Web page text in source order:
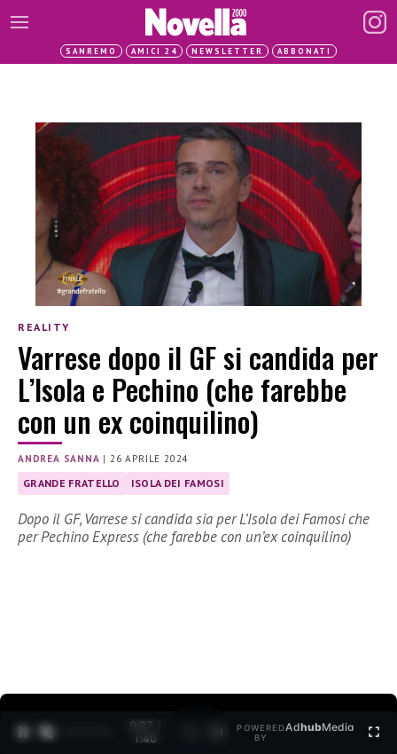
SANREMO AMICI 24 NEWSLETTER ABBONATI
REALITY
Varrese dopo il GF si candida per
L’Isola e Pechino (che farebbe
con un ex coinquilino)
ANDREA SANNA |26 APRILE 2024
GRANDE FRATELLO ISOLA DEI FAMOSI
Dopo il GF, Varrese si candida sia per L’Isola dei Famosi che
per Pechino Express (che farebbe con un’ex coinquilino)
0:28 /
1:40
POWERED
BY
AdhubMedia